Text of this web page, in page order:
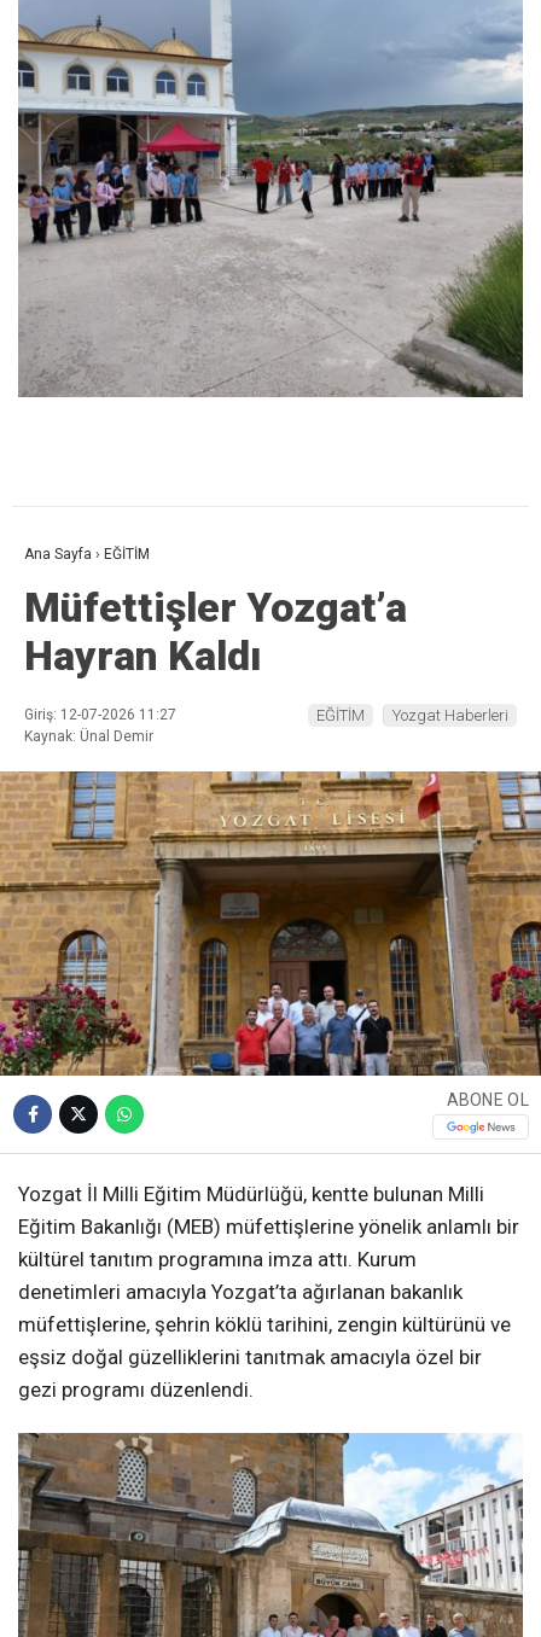
Ana Sayfa › EĞİTİM
Müfettişler Yozgat’a
Hayran Kaldı
Giriş: 12-07-2026 11:27
Kaynak: Ünal Demir
EĞİTİM Yozgat Haberleri
ABONE OL
Yozgat İl Milli Eğitim Müdürlüğü, kentte bulunan Milli
Eğitim Bakanlığı (MEB) müfettişlerine yönelik anlamlı bir
kültürel tanıtım programına imza attı. Kurum
denetimleri amacıyla Yozgat’ta ağırlanan bakanlık
müfettişlerine, şehrin köklü tarihini, zengin kültürünü ve
eşsiz doğal güzelliklerini tanıtmak amacıyla özel bir
gezi programı düzenlendi.